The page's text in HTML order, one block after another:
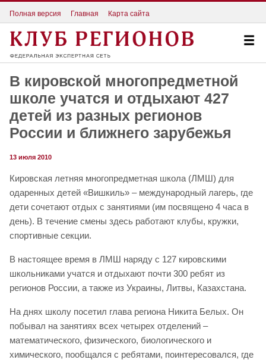
Полная версия Главная Карта сайта
В кировской многопредметной
школе учатся и отдыхают 427
детей из разных регионов
России и ближнего зарубежья
13 июля 2010
Кировская летняя многопредметная школа (ЛМШ) для
одаренных детей «Вишкиль» – международный лагерь, где
дети сочетают отдых с занятиями (им посвящено 4 часа в
день). В течение смены здесь работают клубы, кружки,
спортивные секции.
В настоящее время в ЛМШ наряду с 127 кировскими
школьниками учатся и отдыхают почти 300 ребят из
регионов России, а также из Украины, Литвы, Казахстана.
На днях школу посетил глава региона Никита Белых. Он
побывал на занятиях всех четырех отделений –
математического, физического, биологического и
химического, пообщался с ребятами, поинтересовался, где